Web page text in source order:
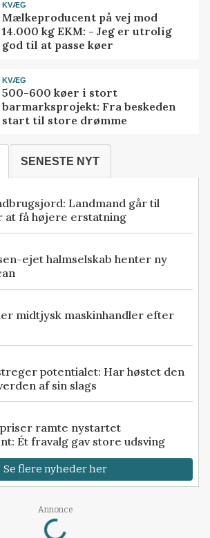
KVÆG
Mælkeproducent på vej mod
14.000 kg EKM: - Jeg er utrolig
god til at passe køer
KVÆG
500-600 køer i stort
barmarksprojekt: Fra beskeden
start til store drømme
SENESTE NYT
Landmand går til
at få højere erstatning
ejet halmselskab henter ny
midtjysk maskinhandler efter
potentialet: Har høstet den
af sin slags
ramte nystartet
Ét fravalg gav store udsving
Se flere nyheder her
Annonce
Loading...